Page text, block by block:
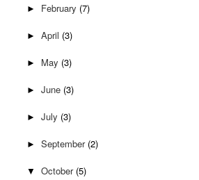
► February (7)
► April (3)
► May (3)
► June (3)
► July (3)
► September (2)
▼ October (5)